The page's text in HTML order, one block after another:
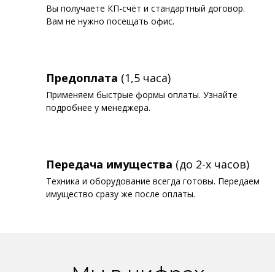
Вы получаете КП-счёт и стандартный договор.
Вам не нужно посещать офис.
Предоплата (1,5 часа)
Применяем быстрые формы оплаты. Узнайте
подробнее у менеджера.
Передача имущества (до 2-х часов)
Техника и оборудование всегда готовы. Передаем
имущество сразу же после оплаты.